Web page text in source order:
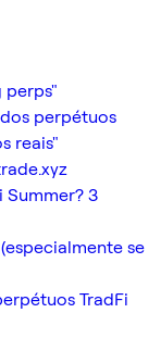
perps"
perpétuos
reais"
Summer? 3
se
TradFi